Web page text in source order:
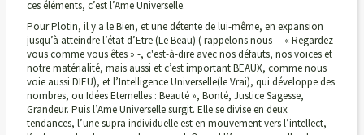
ces éléments, c’est l’Ame Universelle.
Pour Plotin, il y a le Bien, et une détente de lui-même, en expansion
jusqu’à atteindre l’état d’Etre (Le Beau) ( rappelons nous – « Regardez-
vous comme vous êtes » -, c'est-à-dire avec nos défauts, nos voices et
notre matérialité, mais aussi et c’est important BEAUX, comme nous
voie aussi DIEU), et l’Intelligence Universelle(le Vrai), qui développe des
nombres, ou Idées Eternelles : Beauté », Bonté, Justice Sagesse,
Grandeur. Puis l’Ame Universelle surgit. Elle se divise en deux
tendances, l’une supra individuelle est en mouvement vers l’intellect,